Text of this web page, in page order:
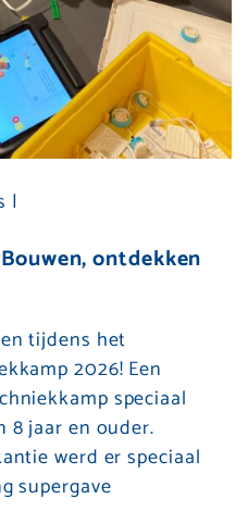
|
ontdekken
tijdens het
2026! Een
speciaal
8 jaar en ouder.
werd er speciaal
supergave